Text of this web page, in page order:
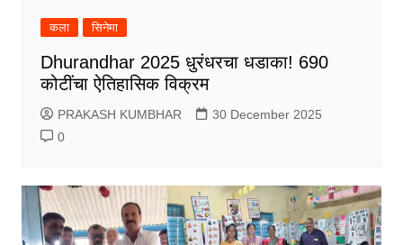
कला सिनेमा
Dhurandhar 2025 धुरंधरचा धडाका! 690
कोटींचा ऐतिहासिक विक्रम
PRAKASH KUMBHAR
30 December 2025
0